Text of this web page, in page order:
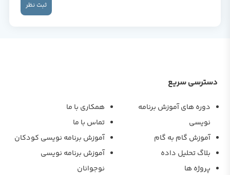
ثبت نظر
دسترسی سریع
دوره های آموزش برنامه
نویسی
آموزش گام به گام
بلاگ تحلیل داده
پروژه ها
همکاری با ما
تماس با ما
آموزش برنامه نویسی کودکان
آموزش برنامه نویسی
نوجوانان